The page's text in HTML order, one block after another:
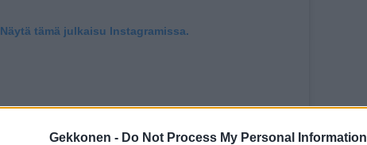
Gekkonen - Do Not Process My Personal Information
Näytä tämä julkaisu Instagramissa.